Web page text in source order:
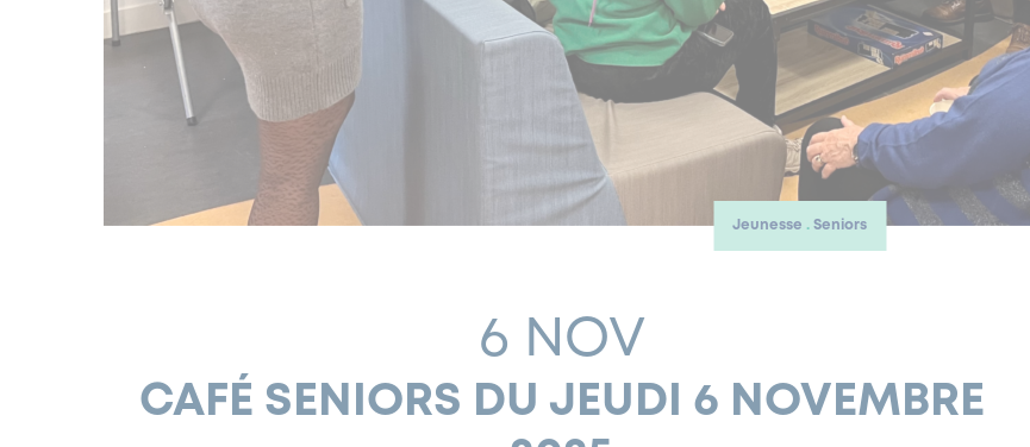
Jeunesse Seniors
6 NOV
CAFÉ SENIORS DU JEUDI 6 NOVEMBRE